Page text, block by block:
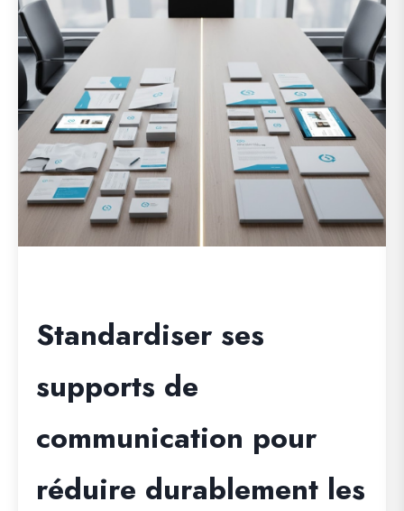
Standardiser ses
supports de
communication pour
réduire durablement les